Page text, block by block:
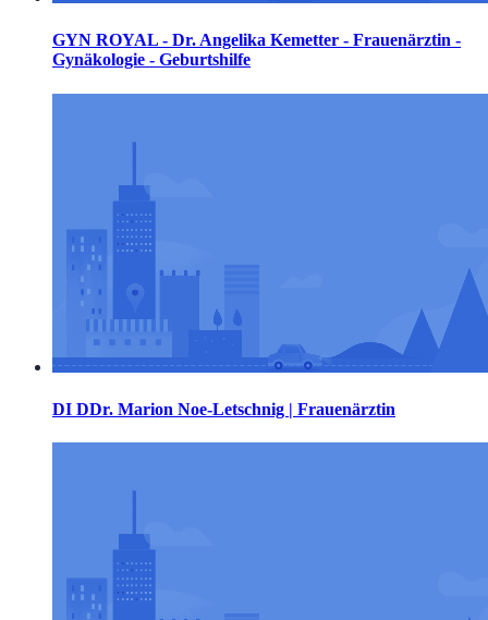
GYN ROYAL - Dr. Angelika Kemetter - Frauenärztin -
Gynäkologie - Geburtshilfe
DI DDr. Marion Noe-Letschnig | Frauenärztin